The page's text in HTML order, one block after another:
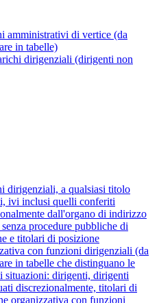
amministrativi di vertice (da
in tabelle)
dirigenziali (dirigenti non
dirigenziali, a qualsiasi titolo
ivi inclusi quelli conferiti
dall'organo di indirizzo
procedure pubbliche di
e titolari di posizione
con funzioni dirigenziali (da
in tabelle che distinguano le
situazioni: dirigenti, dirigenti
discrezionalmente, titolari di
organizzativa con funzioni